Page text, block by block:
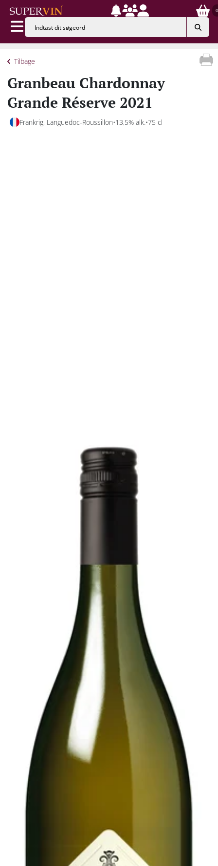
0
Tilbage
Granbeau Chardonnay
Grande Réserve 2021
Frankrig, Languedoc-Roussillon 13,5% alk. 75 cl